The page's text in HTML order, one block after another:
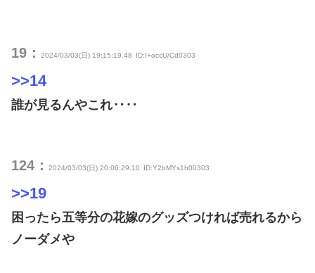
19： 2024/03/03(日) 19:15:19.48 ID:I+occU/Cd0303
>>14
誰が見るんやこれ‥‥
124： 2024/03/03(日) 20:06:29.10 ID:Y2bMYs1h00303
>>19
困ったら五等分の花嫁のグッズつければ売れるから
ノーダメや